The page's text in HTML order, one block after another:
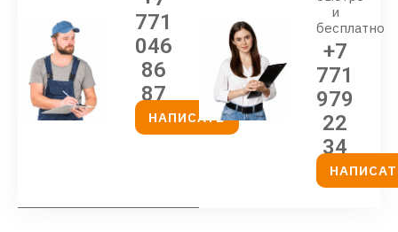
771
046
86
87
НАПИСАТЬ
и
бесплатно
+7
771
979
22
34